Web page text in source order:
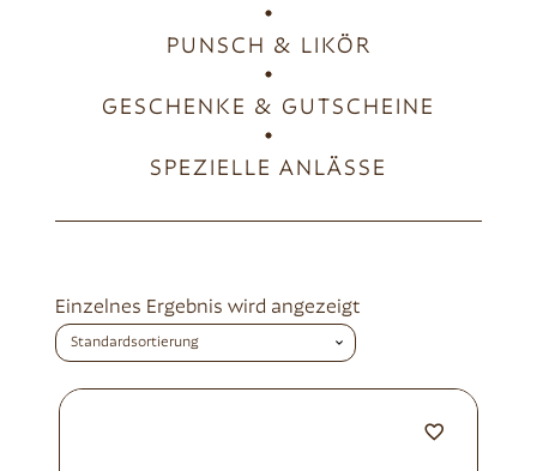
PUNSCH & LIKÖR
GESCHENKE & GUTSCHEINE
SPEZIELLE ANLÄSSE
Einzelnes Ergebnis wird angezeigt